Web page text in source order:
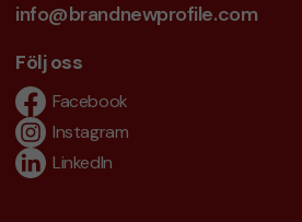
info@brandnewprofile.com
Följ oss
Facebook
Instagram
LinkedIn